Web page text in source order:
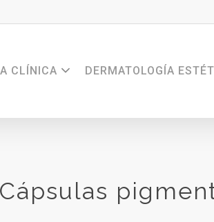
CLÍNICA DERMATOLOGÍA
Cápsulas